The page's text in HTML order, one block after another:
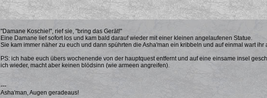
"Damane Koschie!", rief sie, "bring das Gerät!"
Eine Damane lief sofort los und kam bald darauf wieder mit einer kleinen angelaufenen Statue.
Sie kam immer näher zu euch und dann spührten die Asha'man ein kribbeln und auf einmal wart ihr
PS: ich habe euch übers wochenende von der hauptquest entfernt und auf eine einsame insel
ich wieder, macht aber keinen blödsinn (wie armeen angreifen).
---
Asha'man, Augen geradeaus!